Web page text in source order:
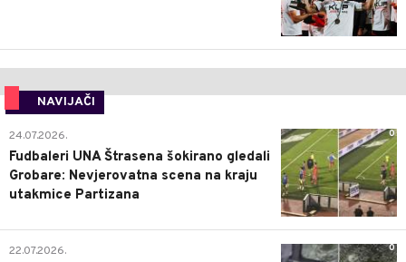
NAVIJAČI
0
24.07.2026.
Fudbaleri UNA Štrasena šokirano gledali
Grobare: Nevjerovatna scena na kraju
utakmice Partizana
0
22.07.2026.